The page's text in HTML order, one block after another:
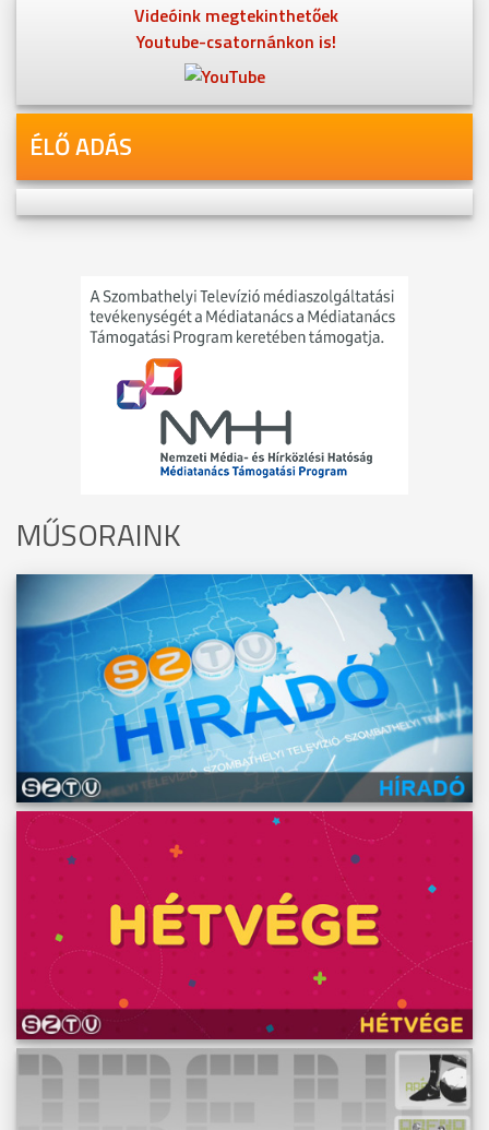
Videóink megtekinthetőek
Youtube-csatornánkon is!
ÉLŐ ADÁS
MŰSORAINK